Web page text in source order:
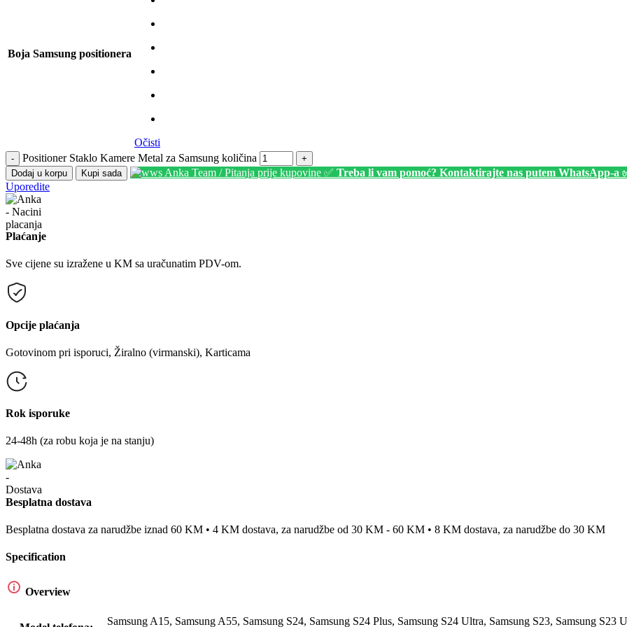
Boja Samsung positionera
Očisti
- Positioner Staklo Kamere Metal za Samsung količina
+
Dodaj u korpu
Kupi sada Anka Team / Pitanja prije kupovine ✅ Treba li vam pomoć? Kontaktirajte nas putem WhatsApp-a
Uporedite
Plaćanje
Sve cijene su izražene u KM sa uračunatim PDV-om.
Opcije plaćanja
Gotovinom pri isporuci, Žiralno (virmanski), Karticama
Rok isporuke
24-48h (za robu koja je na stanju)
Besplatna dostava
Besplatna dostava za narudžbe iznad 60 KM • 4 KM dostava, za narudžbe od 30 KM - 60 KM • 8 KM dostava, za narudžbe do 30 KM
Specification
Overview
Samsung A15, Samsung A55, Samsung S24, Samsung S24 Plus, Samsung S24 Ultra, Samsung S23, Samsung S23